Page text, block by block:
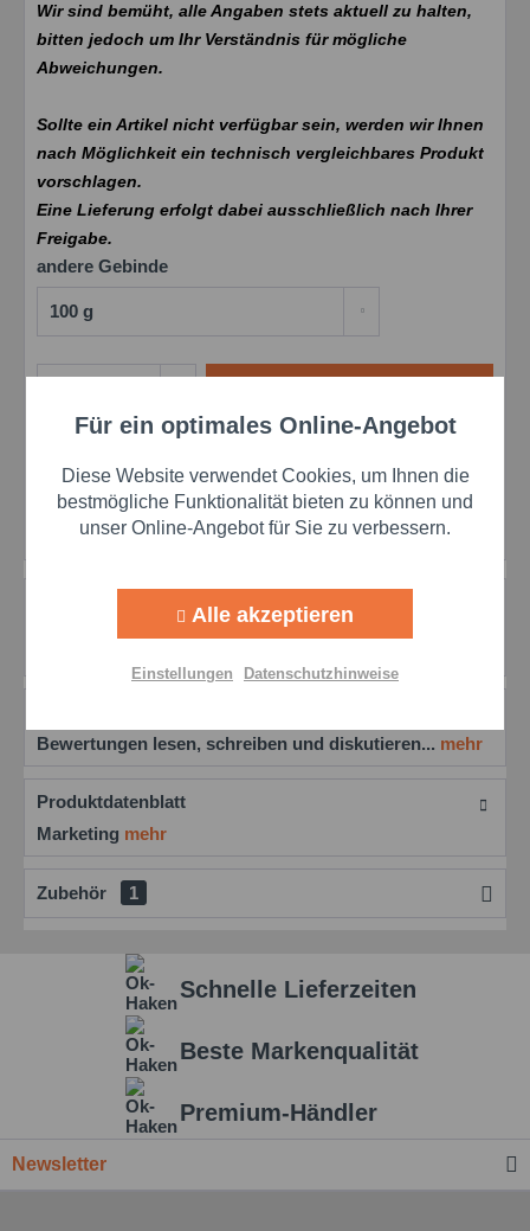
Wir sind bemüht, alle Angaben stets aktuell zu halten,
bitten jedoch um Ihr Verständnis für mögliche
Abweichungen.
Sollte ein Artikel nicht verfügbar sein, werden wir Ihnen
nach Möglichkeit ein technisch vergleichbares Produkt
vorschlagen.
Eine Lieferung erfolgt dabei ausschließlich nach Ihrer
Freigabe.
andere Gebinde
Preis anfragen
Artikel-Nr.:
mol20084100
Herstellernr.:
20084100
Titus BA 1 Z: Die ultimative Montage- & Schmierpaste
Bewertungen lesen, schreiben und diskutieren... mehr
Produktdatenblatt
Marketing mehr
Zubehör 1
Schnelle Lieferzeiten
Beste Markenqualität
Premium-Händler
Newsletter
Funktionale Aktiv
Marketing Aktiv
Personalisierung Aktiv
Für ein optimales Online-Angebot
Diese Website verwendet Cookies, um Ihnen die
bestmögliche Funktionalität bieten zu können und
unser Online-Angebot für Sie zu verbessern.
Alle akzeptieren
Einstellungen Datenschutzhinweise